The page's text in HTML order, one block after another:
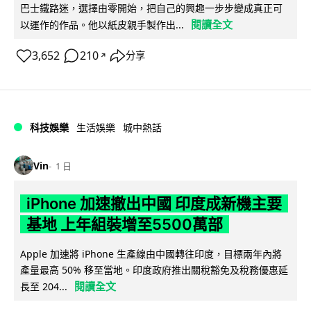
巴士鐵路迷，選擇由零開始，把自己的興趣一步步變成真正可
以運作的作品。他以紙皮親手製作出...
閱讀全文
3,652 210 ↗ 分享
科技娛樂 生活娛樂 城中熱話
Vin 1 日
iPhone 加速撤出中國 印度成新機主要
基地 上年組裝增至5500萬部
Apple 加速將 iPhone 生產線由中國轉往印度，目標兩年內將
產量最高 50% 移至當地。印度政府推出關稅豁免及稅務優惠延
長至 204...
閱讀全文